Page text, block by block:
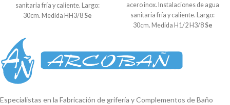
sanitaria fría y caliente. Largo:
30cm. Medida HH3/8 Se
acero inox. Instalaciones de agua
sanitaria fría y caliente. Largo:
30cm. Medida H1/2 H3/8 Se
Especialistas en la Fabricación de grifería y Complementos de Baño